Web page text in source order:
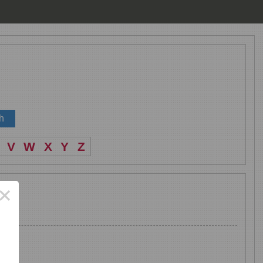
V W X Y Z